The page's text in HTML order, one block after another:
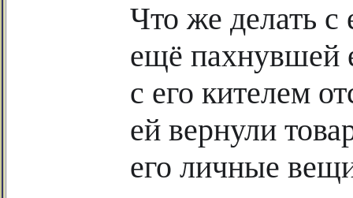
Что же делать с
ещё пахнувшей
с его кителем
ей вернули
его личные